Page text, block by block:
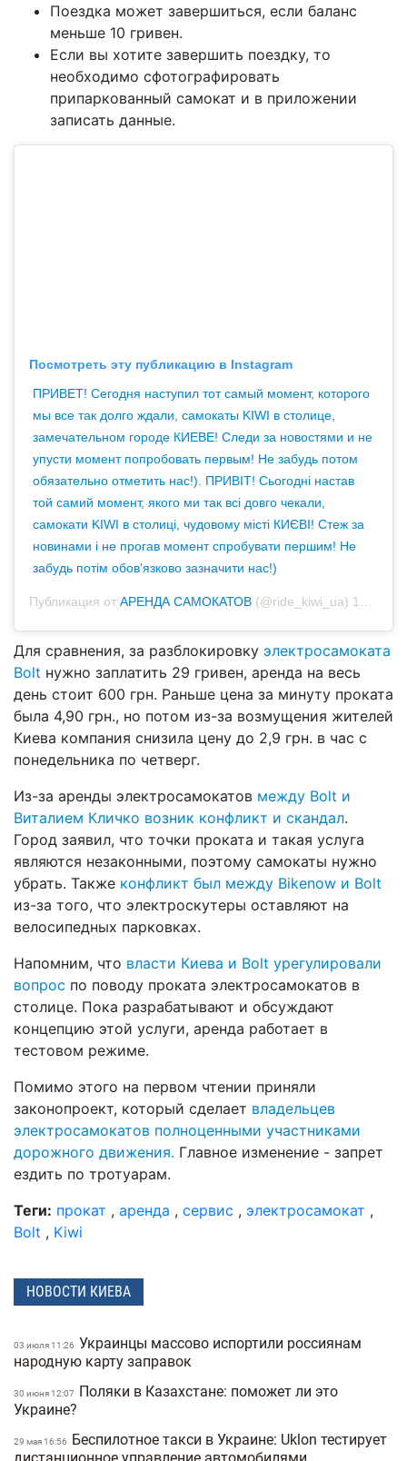
Поездка может завершиться, если баланс
меньше 10 гривен.
Если вы хотите завершить поездку, то
необходимо сфотографировать
припаркованный самокат и в приложении
записать данные.
Посмотреть эту публикацию в Instagram
ПРИВЕТ! Сегодня наступил тот самый момент, которого
мы все так долго ждали, самокаты KIWI в столице,
замечательном городе КИЕВЕ! Следи за новостями и не
упусти момент попробовать первым! Не забудь потом
обязательно отметить нас!). ПРИВІТ! Сьогодні настав
той самий момент, якого ми так всі довго чекали,
самокати KIWI в столиці, чудовому місті КИЄВІ! Стеж за
новинами і не прогав момент спробувати першим! Не
забудь потім обов'язково зазначити нас!)
Публикация от АРЕНДА САМОКАТОВ (@ride_kiwi_ua) 13 Сен 2020 в 1:50 PDT
Для сравнения, за разблокировку электросамоката
Bolt нужно заплатить 29 гривен, аренда на весь
день стоит 600 грн. Раньше цена за минуту проката
была 4,90 грн., но потом из-за возмущения жителей
Киева компания снизила цену до 2,9 грн. в час с
понедельника по четверг.
Из-за аренды электросамокатов между Bolt и
Виталием Кличко возник конфликт и скандал.
Город заявил, что точки проката и такая услуга
являются незаконными, поэтому самокаты нужно
убрать. Также конфликт был между Bikenow и Bolt
из-за того, что электроскутеры оставляют на
велосипедных парковках.
Напомним, что власти Киева и Bolt урегулировали
вопрос по поводу проката электросамокатов в
столице. Пока разрабатывают и обсуждают
концепцию этой услуги, аренда работает в
тестовом режиме.
Помимо этого на первом чтении приняли
законопроект, который сделает владельцев
электросамокатов полноценными участниками
дорожного движения. Главное изменение - запрет
ездить по тротуарам.
Теги: прокат , аренда , сервис , электросамокат ,
Bolt , Kiwi
НОВОСТИ КИЕВА
03 июля 11:26 Украинцы массово испортили россиянам
народную карту заправок
30 июня 12:07
Поляки в Казахстане: поможет ли это
Украине?
29 мая 16:56
Беспилотное такси в Украине: Uklon тестирует
дистанционное управление автомобилями